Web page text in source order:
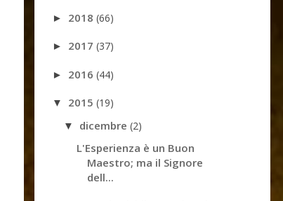
► 2018 (66)
► 2017 (37)
► 2016 (44)
▼ 2015 (19)
▼ dicembre(2)
L'Esperienza è un Buon
Maestro; ma il Signore
dell...